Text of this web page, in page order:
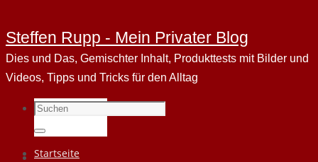
Steffen Rupp - Mein Privater Blog
Dies und Das, Gemischter Inhalt, Produkttests mit Bilder und
Videos, Tipps und Tricks für den Alltag
Suchen
nach:
Suchen
Zum
Startseite